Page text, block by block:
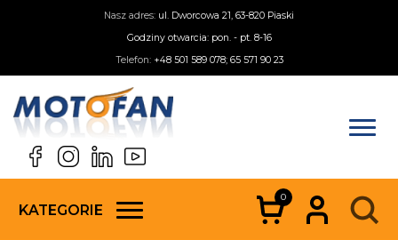
Nasz adres: ul. Dworcowa 21, 63-820 Piaski
Godziny otwarcia: pon. - pt. 8-16
Telefon: +48 501 589 078; 65 571 90 23
KATEGORIE
0